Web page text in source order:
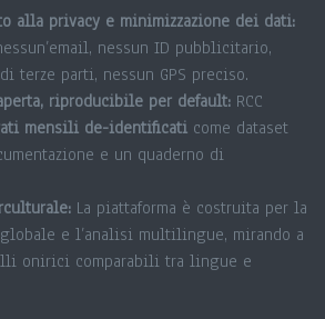
alla privacy e minimizzazione dei dati:
nessun ID pubblicitario,
terze parti, nessun GPS preciso.
riproducibile per default: RCC
mensili de-identificati come dataset
e un quaderno di
La piattaforma è costruita per la
e l’analisi multilingue, mirando a
onirici comparabili tra lingue e